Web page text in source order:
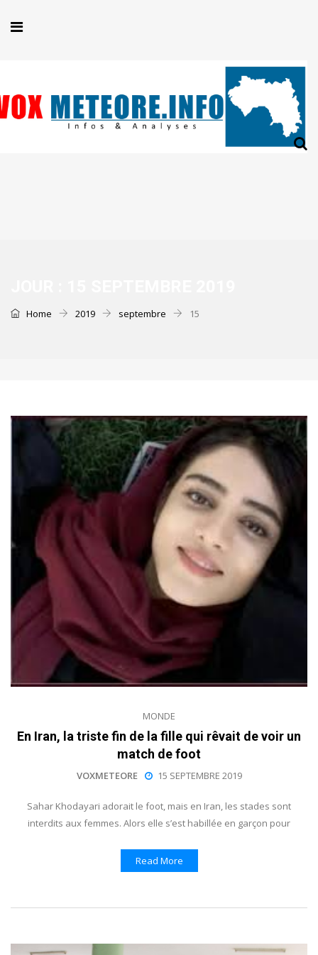
Home 2019 septembre 15
MONDE
En Iran, la triste fin de la fille qui rêvait de voir un
match de foot
VOXMETEORE 15 SEPTEMBRE 2019
Sahar Khodayari adorait le foot, mais en Iran, les stades sont
interdits aux femmes. Alors elle s’est habillée en garçon pour
Read More